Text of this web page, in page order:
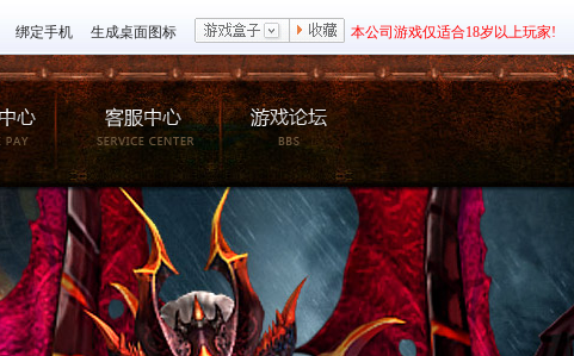
本公司游戏仅适合18岁以上玩家!
绑定手机 生成桌面图标